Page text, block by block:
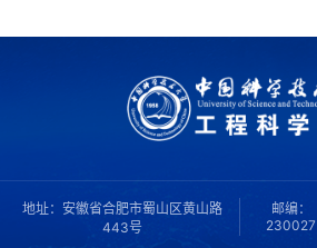
地址：安徽省合肥市蜀山区黄山路
443号
邮编：
230027